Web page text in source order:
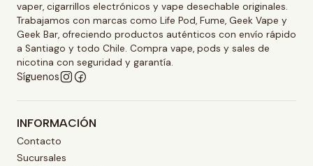
vaper, cigarrillos electrónicos y vape desechable originales.
Trabajamos con marcas como Life Pod, Fume, Geek Vape y
Geek Bar, ofreciendo productos auténticos con envío rápido
a Santiago y todo Chile. Compra vape, pods y sales de
nicotina con seguridad y garantía.
Síguenos
INFORMACIÓN
Contacto
Sucursales